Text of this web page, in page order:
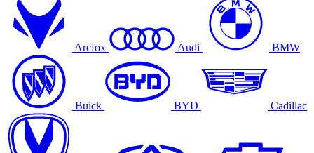
Arcfox Audi BMW
Buick BYD Cadillac